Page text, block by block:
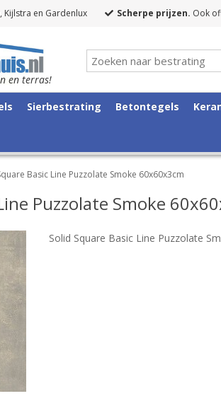
Kijlstra en Gardenlux Scherpe prijzen. Ook
en terras!
Sierbestrating Betontegels
Basic Line Puzzolate Smoke 60x60x3cm
Puzzolate Smoke
Solid Square Basic Line Puzzolate